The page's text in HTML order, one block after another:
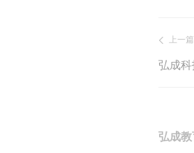
上一篇
弘成
弘成教